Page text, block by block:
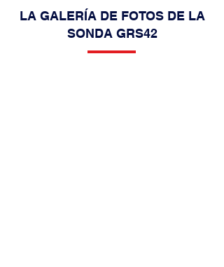
LA GALERÍA DE FOTOS DE LA
SONDA GRS42